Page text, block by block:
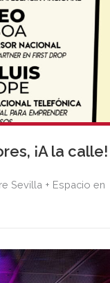
¡A la calle!
Sevilla + Espacio en